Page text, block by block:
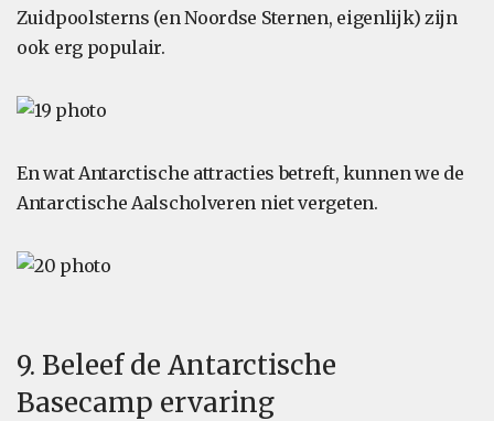
Zuidpoolsterns (en Noordse Sternen, eigenlijk) zijn
ook erg populair.
En wat Antarctische attracties betreft, kunnen we de
Antarctische Aalscholveren niet vergeten.
9. Beleef de Antarctische
Basecamp ervaring